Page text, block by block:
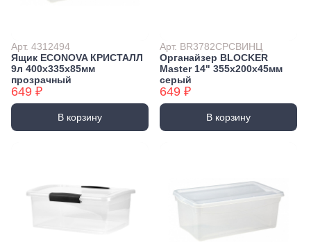
Арт. 4312494
Ящик ECONOVA КРИСТАЛЛ
9л 400х335х85мм
прозрачный
649 ₽
В корзину
Арт. BR3782СРСВИНЦ
Органайзер BLOCKER
Master 14" 355x200x45мм
серый
649 ₽
В корзину